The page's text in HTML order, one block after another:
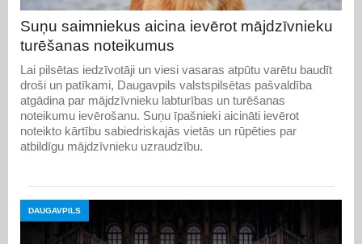
Suņu saimniekus aicina ievērot mājdzīvnieku
turēšanas noteikumus
Lai pilsētas iedzīvotāji un viesi vasaras atpūtu varētu baudīt
droši un patīkami, Daugavpils valstspilsētas pašvaldība
atgādina par mājdzīvnieku labturības un turēšanas
noteikumu ievērošanu. Suņu īpašnieki aicināti ievērot
noteikto kārtību sabiedriskajās vietās un rūpēties par
atbildīgu mājdzīvnieku uzraudzību.
DAUGAVPILS